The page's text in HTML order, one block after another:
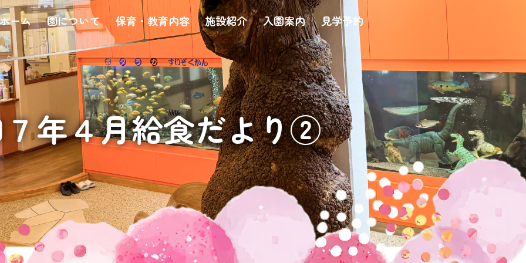
ーム 園について 保育・教育内容 施設紹介 入園案内 見学予約
年４月給食だより②